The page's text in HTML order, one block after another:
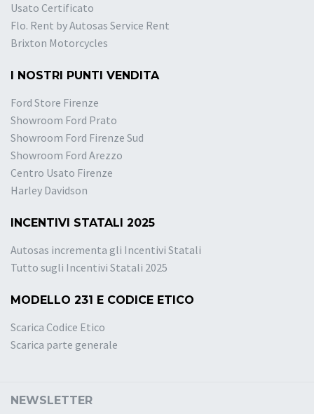
Usato Certificato
Flo. Rent by Autosas Service Rent
Brixton Motorcycles
I NOSTRI PUNTI VENDITA
Ford Store Firenze
Showroom Ford Prato
Showroom Ford Firenze Sud
Showroom Ford Arezzo
Centro Usato Firenze
Harley Davidson
INCENTIVI STATALI 2025
Autosas incrementa gli Incentivi Statali
Tutto sugli Incentivi Statali 2025
MODELLO 231 E CODICE ETICO
Scarica Codice Etico
Scarica parte generale
NEWSLETTER